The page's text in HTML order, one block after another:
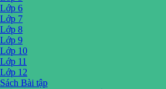
Lớp 6
Lớp 7
Lớp 8
Lớp 9
Lớp 10
Lớp 11
Lớp 12
Sách Bài tập